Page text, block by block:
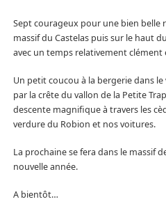
Sept courageux pour une bien belle
massif du Castelas puis sur le haut
avec un temps relativement
Un petit coucou à la bergerie dans
par la crête du vallon de la Petite
descente magnifique à travers les
verdure du Robion et nos voitures.
La prochaine se fera dans le massif
nouvelle année.
A bientôt…